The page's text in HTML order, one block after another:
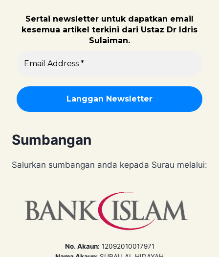
Sertai newsletter untuk dapatkan email
kesemua artikel terkini dari Ustaz Dr Idris
Sulaiman.
Sumbangan
Salurkan sumbangan anda kepada Surau melalui:
No. Akaun: 12092010017971